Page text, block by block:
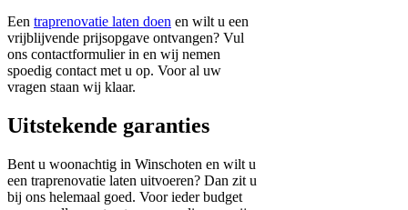
Een traprenovatie laten doen en wilt u een
vrijblijvende prijsopgave ontvangen? Vul
ons contactformulier in en wij nemen
spoedig contact met u op. Voor al uw
vragen staan wij klaar.
Uitstekende garanties
Bent u woonachtig in Winschoten en wilt u
een traprenovatie laten uitvoeren? Dan zit u
bij ons helemaal goed. Voor ieder budget